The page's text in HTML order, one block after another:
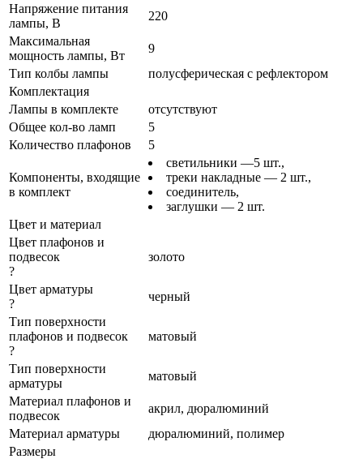
Напряжение питания
лампы, В
220
Максимальная
мощность лампы, Вт
9
Тип колбы лампы
полусферическая с рефлектором
Комплектация
Лампы в комплекте
отсутствуют
Общее кол-во ламп
5
Количество плафонов
5
Компоненты, входящие
в комплект
светильники —5 шт.,
треки накладные — 2 шт.,
соединитель,
заглушки — 2 шт.
Цвет и материал
Цвет плафонов и
подвесок
?
золото
Цвет арматуры
?
черный
Тип поверхности
плафонов и подвесок
?
матовый
Тип поверхности
арматуры
матовый
Материал плафонов и
подвесок
акрил, дюралюминий
Материал арматуры
дюралюминий, полимер
Размеры